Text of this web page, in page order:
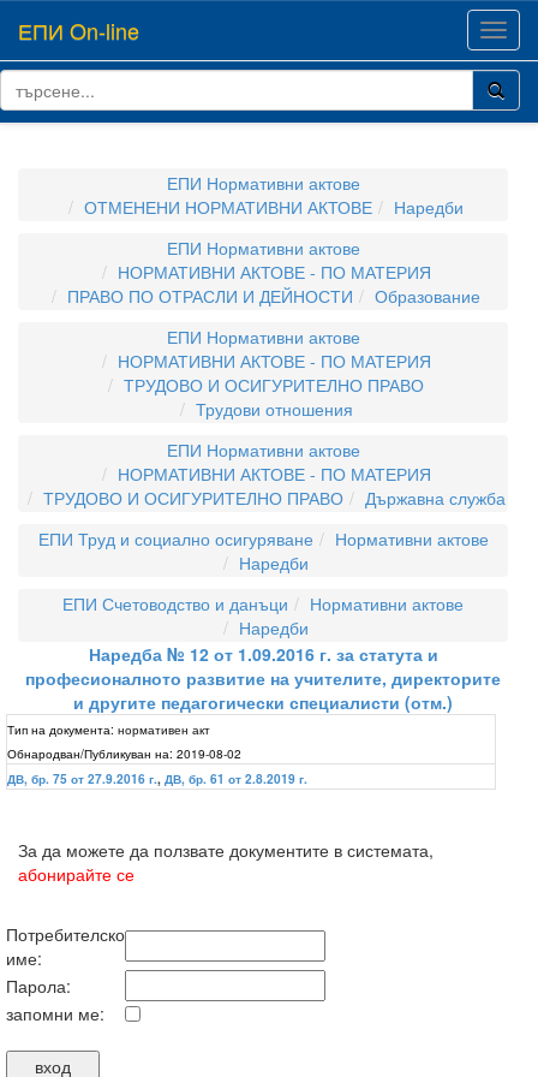
ЕПИ On-line
ЕПИ Нормативни актове
ОТМЕНЕНИ НОРМАТИВНИ АКТОВЕ
Наредби
ЕПИ Нормативни актове
НОРМАТИВНИ АКТОВЕ - ПО МАТЕРИЯ
ПРАВО ПО ОТРАСЛИ И ДЕЙНОСТИ
Образование
ЕПИ Нормативни актове
НОРМАТИВНИ АКТОВЕ - ПО МАТЕРИЯ
ТРУДОВО И ОСИГУРИТЕЛНО ПРАВО
Трудови отношения
ЕПИ Нормативни актове
НОРМАТИВНИ АКТОВЕ - ПО МАТЕРИЯ
ТРУДОВО И ОСИГУРИТЕЛНО ПРАВО
Държавна служба
ЕПИ Труд и социално осигуряване
Нормативни актове
Наредби
ЕПИ Счетоводство и данъци
Нормативни актове
Наредби
Наредба № 12 от 1.09.2016 г. за статута и
професионалното развитие на учителите, директорите
и другите педагогически специалисти (отм.)
Тип на документа: нормативен акт
Обнародван/Публикуван на: 2019-08-02
ДВ, бр. 75 от 27.9.2016 г., ДВ, бр. 61 от 2.8.2019 г.
За да можете да ползвате документите в системата,
абонирайте се
Потребителско
име:
Парола:
запомни ме: